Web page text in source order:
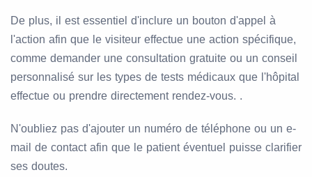
De plus, il est essentiel d'inclure un bouton d'appel à
l'action afin que le visiteur effectue une action spécifique,
comme demander une consultation gratuite ou un conseil
personnalisé sur les types de tests médicaux que l'hôpital
effectue ou prendre directement rendez-vous. .
N'oubliez pas d'ajouter un numéro de téléphone ou un e-
mail de contact afin que le patient éventuel puisse clarifier
ses doutes.